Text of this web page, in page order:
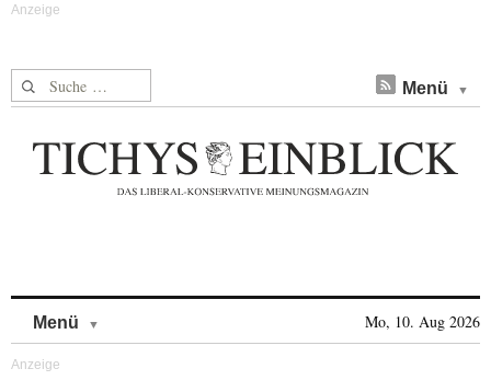
Suche nach: Menü
Menü Mo, 10. Aug 2026